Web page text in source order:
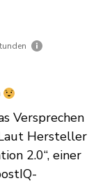
Versprechen
Hersteller
2.0“, einer